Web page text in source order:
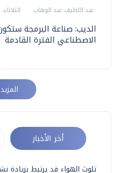
عبد اللطيف عبد الوهاب الثلاثاء، 25 يوليو 2023 05:28 م
الديب: صناعة البرمجة
الاصطناعي الفترة القادمة
المزيد
أخر الأخبار
تلوث الهواء قد يرتبط بزيادة